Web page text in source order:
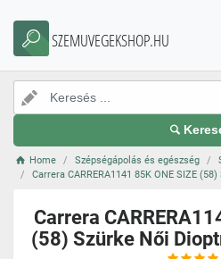
SZEMUVEGEKSHOP.HU
Home Szépségápolás és egészség
Carrera CARRERA1141 85K ONE SIZE
Carrera
(58) Szürke Női